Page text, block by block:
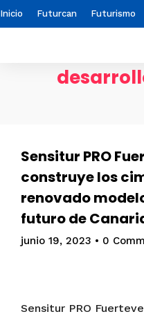
Inicio Futurcan Futurismo
Sensitur PRO
construye los
renovado
futuro de
junio 19, 2023 • 0
Sensitur PRO